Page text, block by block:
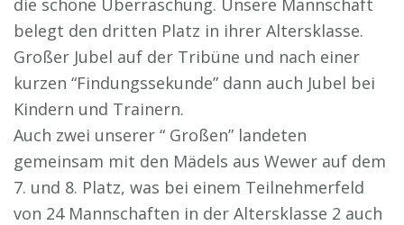
die schöne Überraschung. Unsere Mannschaft
belegt den dritten Platz in ihrer Altersklasse.
Großer Jubel auf der Tribüne und nach einer
kurzen “Findungssekunde” dann auch Jubel bei
Kindern und Trainern.
Auch zwei unserer “ Großen” landeten
gemeinsam mit den Mädels aus Wewer auf dem
7. und 8. Platz, was bei einem Teilnehmerfeld
von 24 Mannschaften in der Altersklasse 2 auch